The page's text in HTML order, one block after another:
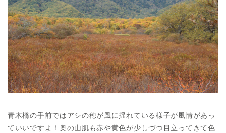
青木橋の手前ではアシの穂が風に揺れている様子が風情があっ
ていいですよ！奥の山肌も赤や黄色が少しづつ目立ってきて色